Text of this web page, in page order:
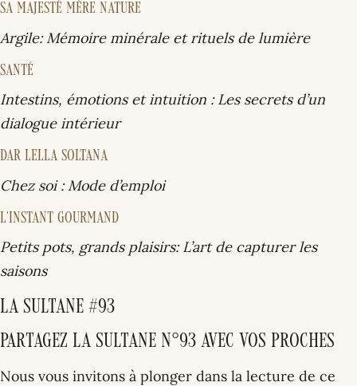
SA MAJESTÉ MÈRE NATURE
Argile: Mémoire minérale et rituels de lumière
SANTÉ
Intestins, émotions et intuition : Les secrets d’un
dialogue intérieur
DAR LELLA SOLTANA
Chez soi : Mode d’emploi
L’INSTANT GOURMAND
Petits pots, grands plaisirs: L’art de capturer les
saisons
La Sultane #93
Partagez La Sultane N°93 avec vos proches
Nous vous invitons à plonger dans la lecture de ce